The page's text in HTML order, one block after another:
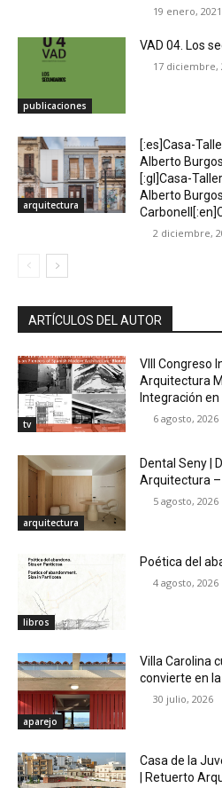
19 enero, 2021
publicaciones
VAD 04. Los
17 diciembre,
arquitectura
[:es]Casa-
Alberto
[:gl]Casa-
Alberto
2 diciembre,
ARTÍCULOS DEL AUTOR
tv
VIII Congreso
Arquitectura
Integración
6 agosto, 2026
arquitectura
Dental Seny |
Arquitectura
5 agosto, 2026
libros
Poética del
4 agosto, 2026
aparejo
Villa Carolina
convierte en
30 julio, 2026
Casa de la
| Retuerto